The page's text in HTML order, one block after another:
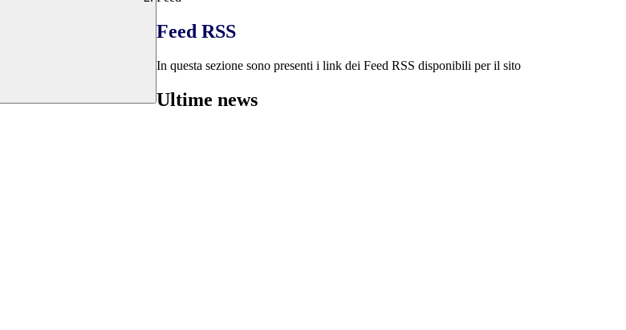
Feed RSS
In questa sezione sono presenti i link dei Feed RSS disponibili per il sito
Ultime news